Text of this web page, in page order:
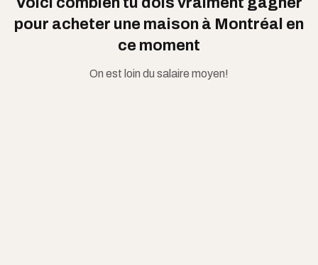
pour acheter une maison à Montréal en
ce moment
On est loin du salaire moyen!